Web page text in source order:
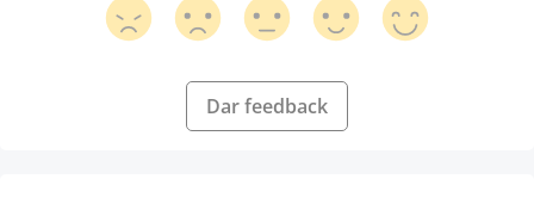
Dar feedback